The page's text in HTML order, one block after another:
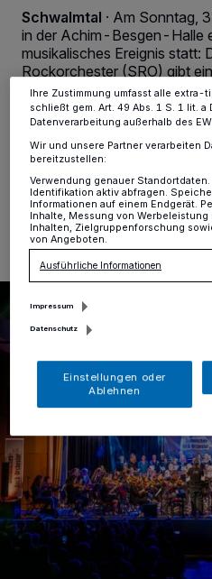
Schwalmtal · Am Sonntag,
in der Achim-Besgen-Halle
musikalisches Ereignis statt:
Rockorchester (SRO) gibt
zugunsten des Bethanien
Veranstalter des Konzerts ist
Bündnis für Familie e.V.“
20.03.2025 , 10:57 Uhr Eine
dieses Menü jederzeit wieder
ändern oder Ihre Einwilligung zu
Einstellungen oder Ablehnen am
Ihre Einstellungen gelten innerhalb
Informationen finden Sie in unserer
Ihre Zustimmung umfasst alle
schließt gem. Art. 49 Abs. 1 S. 1 lit. a
Datenverarbeitung außerhalb des
Wir und unsere Partner verarbeiten
bereitzustellen:
Verwendung genauer
Identifikation aktiv abfragen.
Informationen auf einem Endgerät.
Inhalte, Messung von
Inhalten, Zielgruppenforschung
von Angeboten.
Ausführliche Informationen
Impressum
Datenschutz
Einstellungen oder
Ablehnen